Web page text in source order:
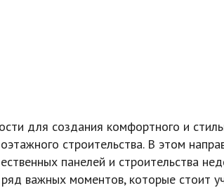
для создания комфортного и
строительства. В этом
панелей и строительства
важных моментов, которые стоит